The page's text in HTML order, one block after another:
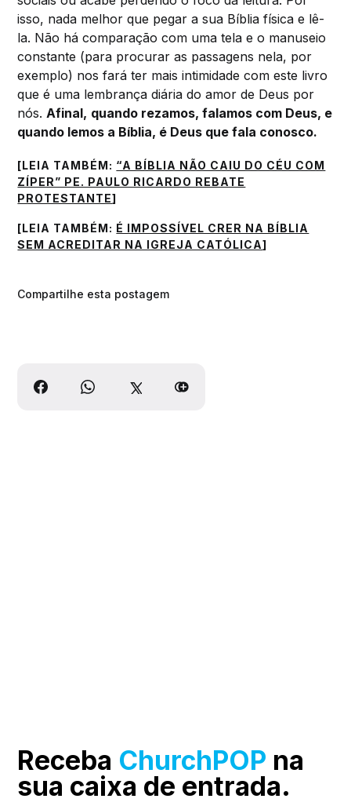
isso, nada melhor que pegar a sua Bíblia física e lê-
la. Não há comparação com uma tela e o manuseio
constante (para procurar as passagens nela, por
exemplo) nos fará ter mais intimidade com este livro
que é uma lembrança diária do amor de Deus por
nós.Afinal, quando rezamos, falamos com Deus, e
quando lemos a Bíblia, é Deus que fala conosco.
[LEIA TAMBÉM: “A BÍBLIA NÃO CAIU DO CÉU COM
ZÍPER” PE. PAULO RICARDO REBATE
PROTESTANTE]
[LEIA TAMBÉM: É IMPOSSÍVEL CRER NA BÍBLIA
SEM ACREDITAR NA IGREJA CATÓLICA]
Compartilhe esta postagem
Receba ChurchPOP na
sua caixa de entrada.